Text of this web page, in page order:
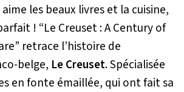
les beaux livres et la cuisine,
! “Le Creuset : A Century of
” retrace l’histoire de
belge, LeCreuset. Spécialisée
en fonte émaillée, qui ont fait sa